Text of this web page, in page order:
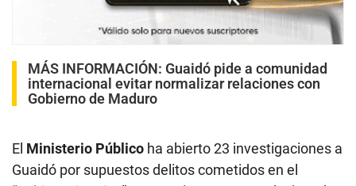
MÁS INFORMACIÓN: Guaidó pide a comunidad
internacional evitar normalizar relaciones con
Gobierno de Maduro
El Ministerio Público ha abierto 23 investigaciones a
Guaidó por supuestos delitos cometidos en el